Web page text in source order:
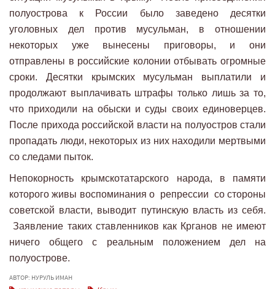
полуострова к России было заведено десятки
уголовных дел против мусульман, в отношении
некоторых уже вынесены приговоры, и они
отправлены в российские колонии отбывать огромные
сроки. Десятки крымских мусульман выплатили и
продолжают выплачивать штрафы только лишь за то,
что приходили на обыски и суды своих единоверцев.
После прихода российской власти на полуостров стали
пропадать люди, некоторых из них находили мертвыми
со следами пыток.
Непокорность крымскотатарского народа, в памяти
которого живы воспоминания о репрессии со стороны
советской власти, выводит путинскую власть из себя.
Заявление таких ставленников как Крганов не имеют
ничего общего с реальным положением дел на
полуострове.
АВТОР: НУРУЛЬ ИМАН